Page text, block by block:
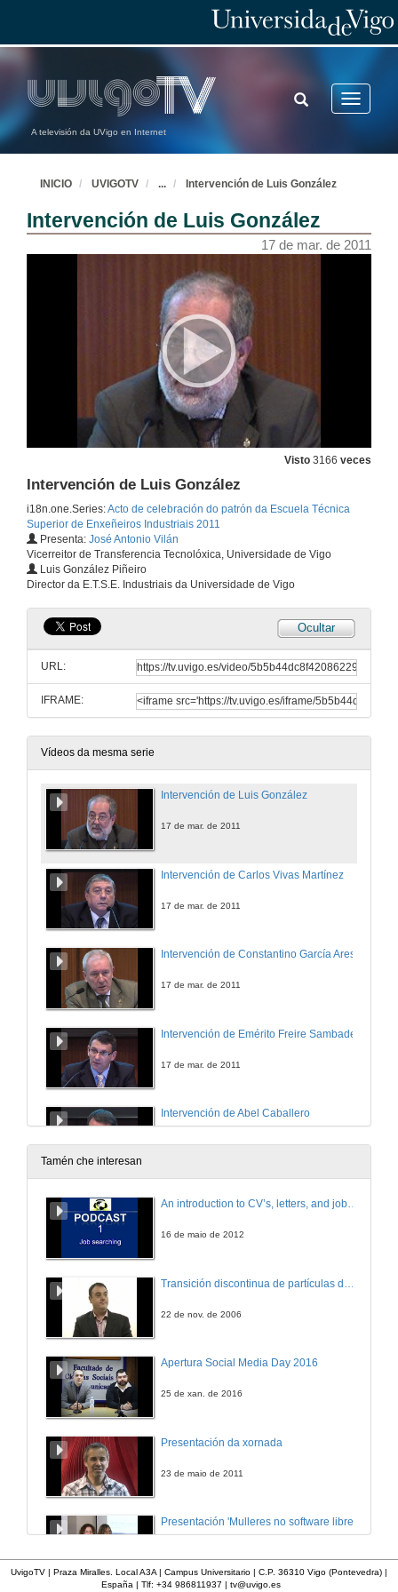
A televisión da UVigo en Internet
Toggle
TOGGLE
SEARCH
INICIO UVIGOTV ... Intervención de Luis González
Intervención de Luis González
17 de mar. de 2011
Visto 3166 veces
Intervención de Luis González
i18n.one.Series:Acto de celebración do patrón da Escuela Técnica
Superior de Enxeñeiros Industriais 2011
Presenta: José Antonio Vilán
Vicerreitor de Transferencia Tecnolóxica, Universidade de Vigo
Luis González Piñeiro
Director da E.T.S.E. Industriais da Universidade de Vigo
Ocultar
URL:
IFRAME:
Vídeos da mesma serie
Intervención de Luis González
17 de mar. de 2011
Intervención de Carlos Vivas Martínez
17 de mar. de 2011
Intervención de Constantino García Ares
17 de mar. de 2011
Intervención de Emérito Freire Sambade
17 de mar. de 2011
Intervención de Abel Caballero
17 de mar. de 2011
Tamén che interesan
An introduction to CV’s, letters, and job searching
16 de maio de 2012
22 de nov. de 2006
Apertura Social Media Day 2016
25 de xan. de 2016
Presentación da xornada
23 de maio de 2011
Presentación 'Mulleres no software libre'
UvigoTV | Praza Miralles. Local A3A | Campus Universitario | C.P. 36310 Vigo (Pontevedra) |
España | Tlf: +34 986811937 | tv@uvigo.es